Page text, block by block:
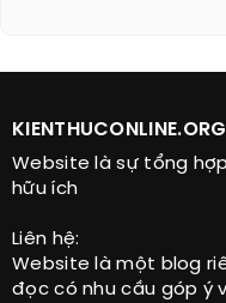
KIENTHUCONLINE.ORG
Website là sự tổng
hữu ích
Liên hệ:
Website là một blog
đọc có nhu cầu góp ý